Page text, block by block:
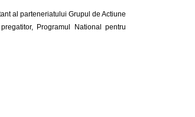
al parteneriatului Grupul de Actiune
Programul National pentru